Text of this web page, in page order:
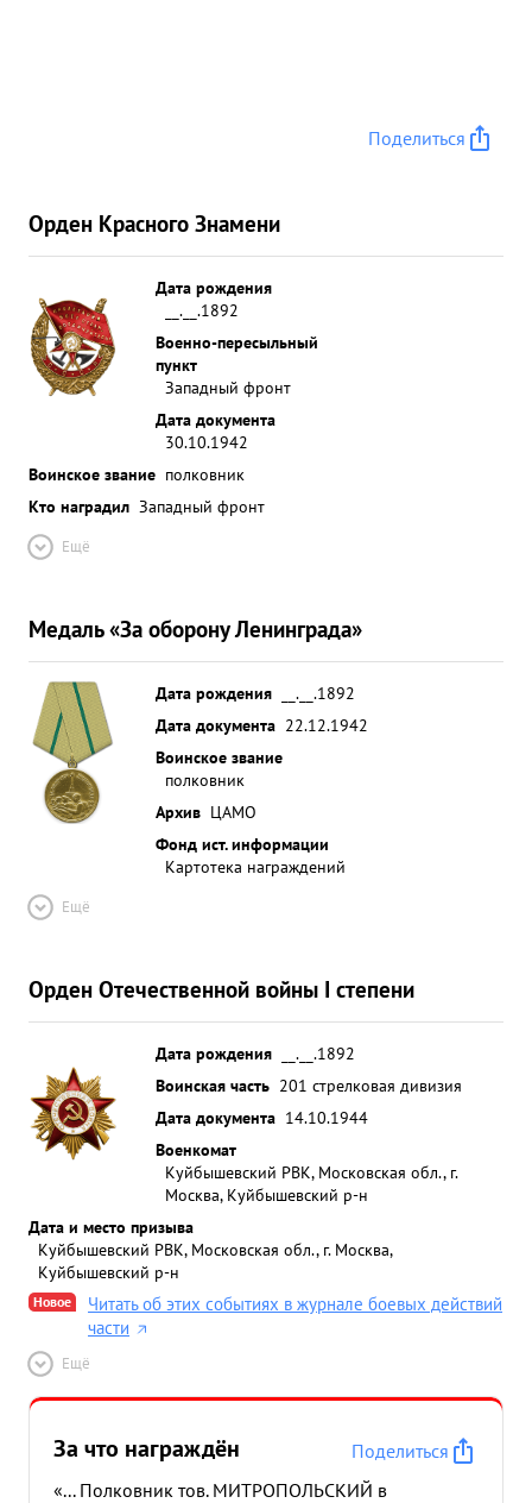
Поделиться
Орден Красного Знамени
Дата рождения
__.__.1892
Военно-пересыльный
пункт
Западный фронт
Дата документа
30.10.1942
Воинское звание полковник
Кто наградил Западный фронт
Ещё
Медаль «За оборону Ленинграда»
Дата рождения
__.__.1892
Дата документа 22.12.1942
Воинское звание
полковник
Архив ЦАМО
Фонд ист. информации
Картотека награждений
Ещё
Орден Отечественной войны I степени
Дата рождения
__.__.1892
Воинская часть 201 стрелковая дивизия
Дата документа 14.10.1944
Военкомат
Куйбышевский РВК, Московская обл., г.
Москва, Куйбышевский р-н
Дата и место призыва
Куйбышевский РВК, Московская обл., г. Москва,
Куйбышевский р-н
Новое
Читать об этих событиях в журнале боевых действий
части
Ещё
За что награждён
Поделиться
«... Полковник тов. МИТРОПОЛЬСКИЙ в